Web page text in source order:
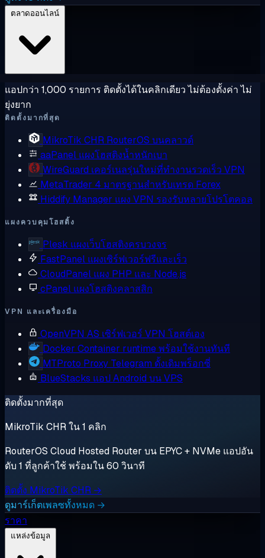
แอปกว่า 1,000 รายการ ติดตั้งได้ในคลิกเดียว ไม่ต้องตั้งค่า ไม่
ยุ่งยาก
ติดตั้งมากที่สุด
MikroTik CHR RouterOS บนคลาวด์
aaPanel แผงโฮสติงน้ำหนักเบา
WireGuard เคอร์เนลรุ่นใหม่ที่ทำงานรวดเร็ว VPN
MetaTrader 4 มาตรฐานสำหรับเทรด Forex
Hiddify Manager แผง VPN รองรับหลายโปรโตคอล
แผงควบคุมโฮสติ้ง
Plesk แผงเว็บโฮสติงครบวงจร
FastPanel แผงเซิร์ฟเวอร์ฟรีและเร็ว
CloudPanel แผง PHP และ Node.js
cPanel แผงโฮสติงคลาสสิก
VPN และเครื่องมือ
OpenVPN AS เซิร์ฟเวอร์ VPN โฮสต์เอง
Docker Container runtime พร้อมใช้งานทันที
MTProto Proxy Telegram ดั้งเดิมพร็อกซี่
BlueStacks แอป Android บน VPS
ติดตั้งมากที่สุด
MikroTik CHR ใน 1 คลิก
RouterOS Cloud Hosted Router บน EPYC + NVMe แอปอัน
ดับ 1 ที่ลูกค้าใช้ พร้อมใน 60 วินาที
ติดตั้ง MikroTik CHR →
ดูมาร์เก็ตเพลซทั้งหมด →
ราคา